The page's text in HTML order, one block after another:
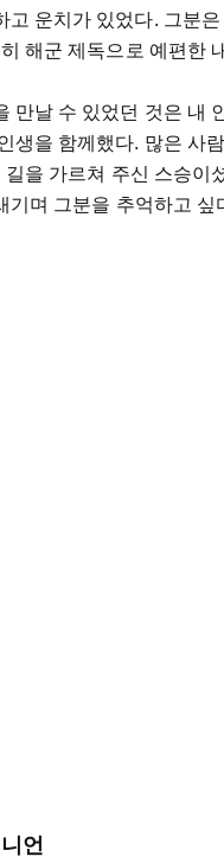
고 운치가 있었다. 그분
해군 제독으로 예편한
만날 수 있었던 것은 내
생을 함께했다. 많은 사
을 가르쳐 주신 스승
기며 그분을 추억하고 싶
언